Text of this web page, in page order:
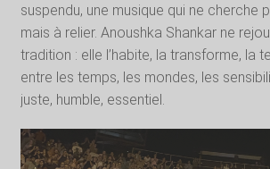
suspendu, une musique qui ne cherche
mais à relier. Anoushka Shankar ne
tradition : elle l’habite, la transforme, la
entre les temps, les mondes, les
juste, humble, essentiel.